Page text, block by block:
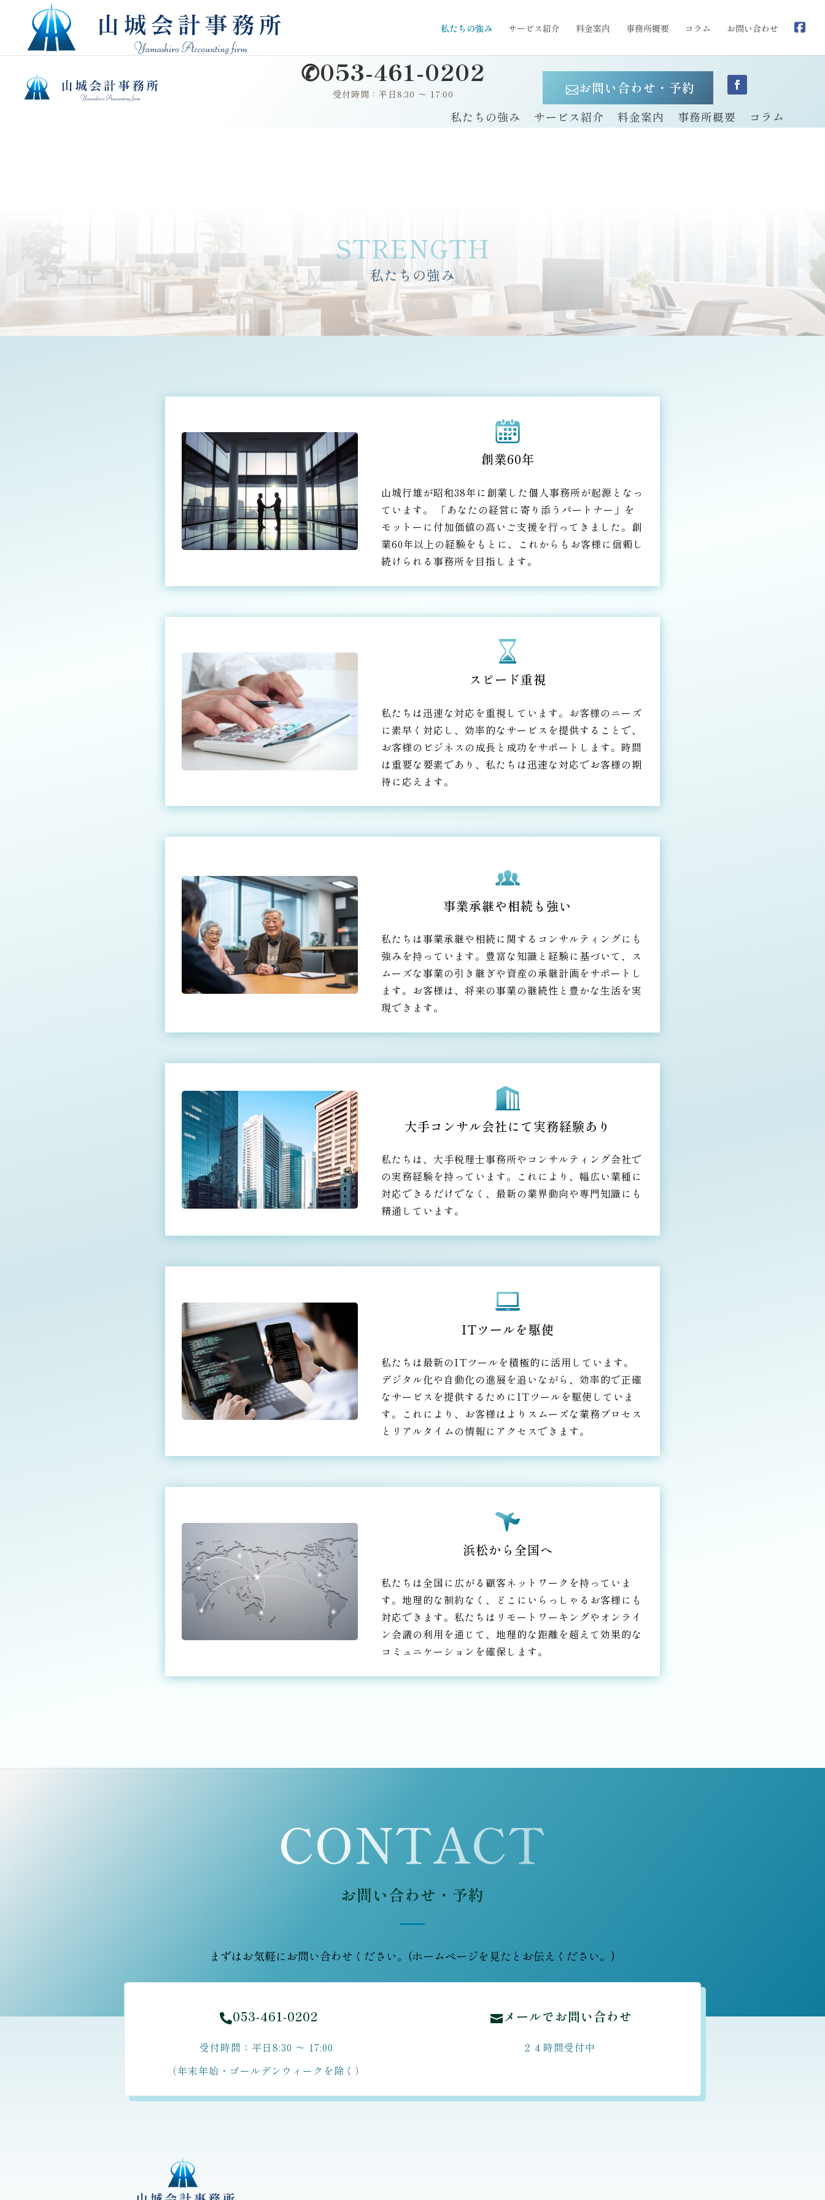
私たちの強み サービス紹介 料金案内 事務所概要 コラム お問い合わせ
✆053-461-0202
受付時間：平日8:30 ～ 17:00 お問い合わせ・予約
私たちの強み サービス紹介 料金案内 事務所概要 コラム
STRENGTH
私たちの強み
創業60年
山城行雄が昭和38年に創業した個人事務所が起源となっ
ています。 「あなたの経営に寄り添うパートナー」を
モットーに付加価値の高いご支援を行ってきました。創
業60年以上の経験をもとに、これからもお客様に信頼し
続けられる事務所を目指します。
スピード重視
私たちは迅速な対応を重視しています。お客様のニーズ
に素早く対応し、効率的なサービスを提供することで、
お客様のビジネスの成長と成功をサポートします。時間
は重要な要素であり、私たちは迅速な対応でお客様の期
待に応えます。
事業承継や相続も強い
私たちは事業承継や相続に関するコンサルティングにも
強みを持っています。豊富な知識と経験に基づいて、ス
ムーズな事業の引き継ぎや資産の承継計画をサポートし
ます。お客様は、将来の事業の継続性と豊かな生活を実
現できます。
大手コンサル会社にて実務経験あり
私たちは、大手税理士事務所やコンサルティング会社で
の実務経験を持っています。これにより、幅広い業種に
対応できるだけでなく、最新の業界動向や専門知識にも
精通しています。
ITツールを駆使
私たちは最新のITツールを積極的に活用しています。
デジタル化や自動化の進展を追いながら、効率的で正確
なサービスを提供するためにITツールを駆使していま
す。これにより、お客様はよりスムーズな業務プロセス
とリアルタイムの情報にアクセスできます。
浜松から全国へ
私たちは全国に広がる顧客ネットワークを持っていま
す。地理的な制約なく、どこに いらっしゃるお客様にも
対応できます。私たちはリモートワーキングやオンライ
ン会議の利用を通じて、地理的な距離を超えて効果的な
コミュニケーションを確保します。
CONTACT
お問い合わせ・予約
まずはお気軽にお問い合わせください。(ホームページを見たとお伝えください。)
053-461-0202
受付時間：平日8:30 ～ 17:00
（年末年始・ゴールデンウィークを除く）
 メールでお問い合わせ
２４時間受付中